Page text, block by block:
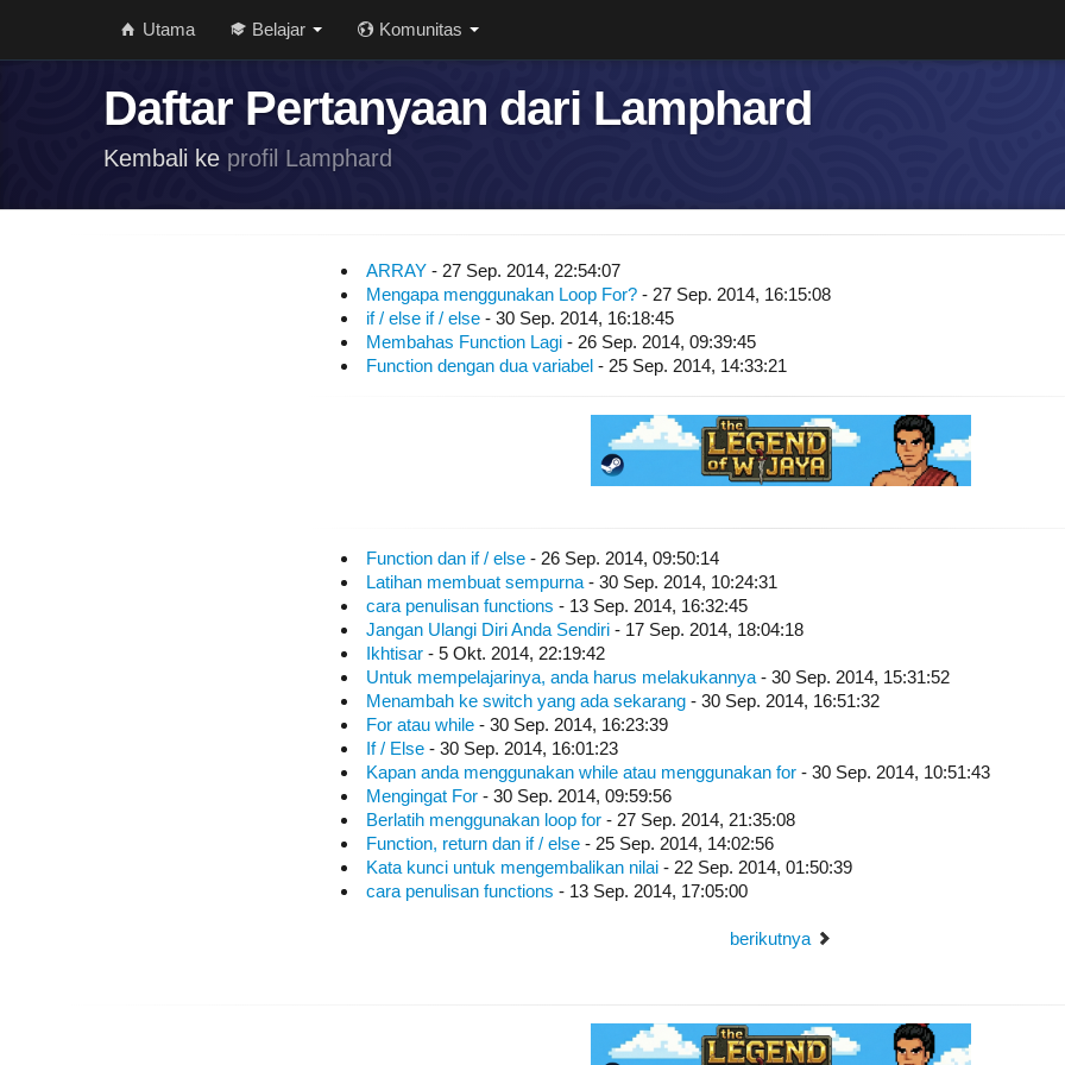
Utama Belajar Komunitas
Daftar Pertanyaan dari Lamphard
Kembali ke profil Lamphard
ARRAY - 27 Sep. 2014, 22:54:07
Mengapa menggunakan Loop For? - 27 Sep. 2014, 16:15:08
if / else if / else - 30 Sep. 2014, 16:18:45
Membahas Function Lagi - 26 Sep. 2014, 09:39:45
Function dengan dua variabel - 25 Sep. 2014, 14:33:21
Function dan if / else - 26 Sep. 2014, 09:50:14
Latihan membuat sempurna - 30 Sep. 2014, 10:24:31
cara penulisan functions - 13 Sep. 2014, 16:32:45
Jangan Ulangi Diri Anda Sendiri - 17 Sep. 2014, 18:04:18
Ikhtisar - 5 Okt. 2014, 22:19:42
Untuk mempelajarinya, anda harus melakukannya - 30 Sep. 2014, 15:31:52
Menambah ke switch yang ada sekarang - 30 Sep. 2014, 16:51:32
For atau while - 30 Sep. 2014, 16:23:39
If / Else - 30 Sep. 2014, 16:01:23
Kapan anda menggunakan while atau menggunakan for - 30 Sep. 2014, 10:51:43
Mengingat For - 30 Sep. 2014, 09:59:56
Berlatih menggunakan loop for - 27 Sep. 2014, 21:35:08
Function, return dan if / else - 25 Sep. 2014, 14:02:56
Kata kunci untuk mengembalikan nilai - 22 Sep. 2014, 01:50:39
cara penulisan functions - 13 Sep. 2014, 17:05:00
berikutnya